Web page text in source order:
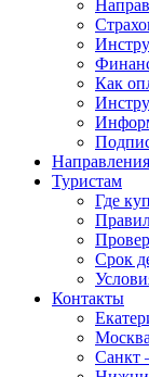
Как
Направления
Туристам
Где
Срок
Контакты
Москва
Санкт